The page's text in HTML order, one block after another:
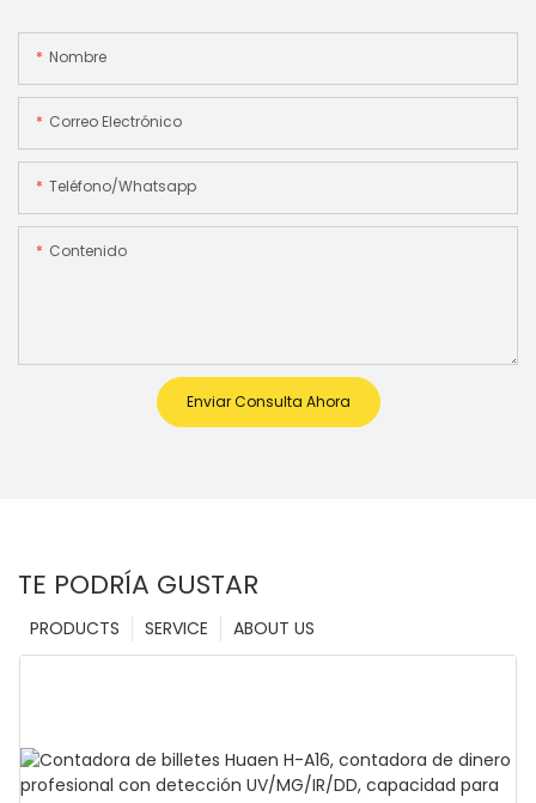
Nombre
Correo Electrónico
Teléfono/whatsapp
Contenido
Enviar Consulta Ahora
TE PODRÍA GUSTAR
ABOUT US
SERVICE
PRODUCTS